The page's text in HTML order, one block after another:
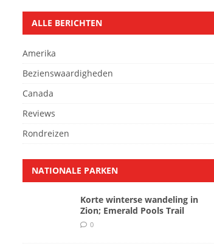
ALLE BERICHTEN
Amerika
Bezienswaardigheden
Canada
Reviews
Rondreizen
NATIONALE PARKEN
Korte winterse wandeling in
Zion; Emerald Pools Trail
0